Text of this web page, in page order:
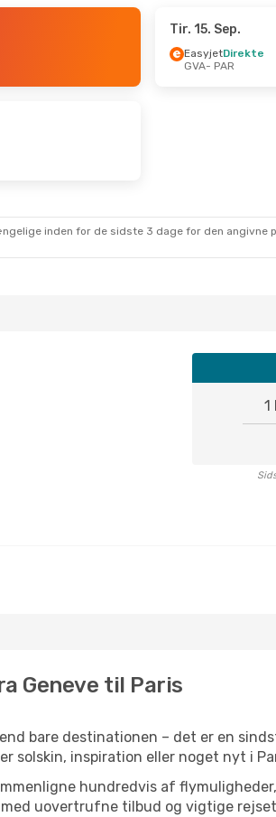
- Ons. 26. Aug.
Tir. 15. Sep.
EasyjetDirekte
GVA- PAR
inden for de sidste 3 dage for den
1
Geneve til Paris
bare destinationen – det er en
solskin, inspiration eller noget nyt i
hundredvis af
uovertrufne tilbud og vigtige